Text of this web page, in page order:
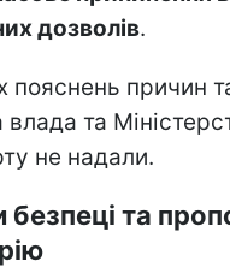
дозволів.
пояснень причин
та
не надали.
безпеці та